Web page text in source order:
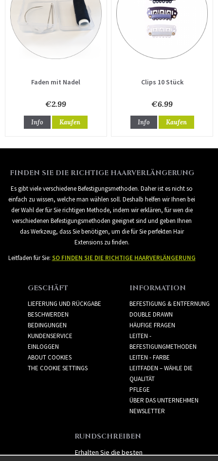
Faden mit Nadel
€2.99
Info Kaufen
Clips 10 Stück
€6.99
Info Kaufen
FINDEN SIE DIE RICHTIGE HAARVERLÄNGERUNG
Es gibt viele verschiedene Befestigungsmethoden. Daher ist es nicht so
einfach zu wissen, welche man wählen soll. Deshalb helfen wir Ihnen bei
der Wahl der für Sie richtigen Methode, indem wir erklären, für wen die
verschiedenen Befestigungsmethoden geeignet sind und geben Ihnen
das Werkzeug, dass Sie benötigen, um die für Sie perfekten Hair
Extensions zu finden.
Leitfaden für Sie: SO FINDEN SIE DIE RICHTIGE HAARVERLÄNGERUNG
GESCHÄFT
LIEFERUNG UND RÜCKGABE
BESCHWERDEN
BEDINGUNGEN
KUNDENSERVICE
EINLOGGEN
ABOUT COOKIES
THE COOKIE SETTINGS
INFORMATION
BEFESTIGUNG & ENTFERNUNG
DOUBLE DRAWN
HÄUFIGE FRAGEN
LEITEN -
BEFESTIGUNGMETHODEN
LEITEN - FARBE
LEITFADEN – WÄHLE DIE
QUALITÄT
PFLEGE
ÜBER DAS UNTERNEHMEN
NEWSLETTER
RUNDSCHREIBEN
Erhalten Sie die besten